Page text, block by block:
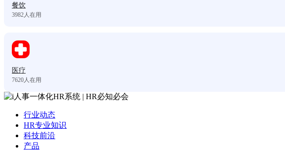
餐饮
3982人在用
医疗
7620人在用
行业动态
HR专业知识
科技前沿
产品